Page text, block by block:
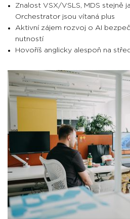
Znalost VSX/VSLS, MDS stejně
Orchestrator jsou vítaná plus
Aktivní zájem rozvoj o AI
nutností
Hovoříš anglicky alespoň na